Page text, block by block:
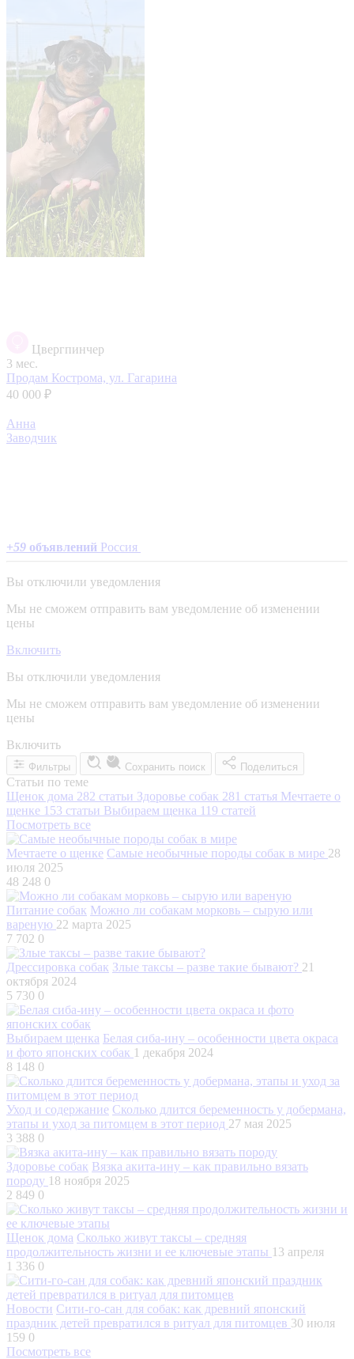
Цвергпинчер
3 мес.
Продам Кострома, ул. Гагарина
40 000 ₽
Анна
Заводчик
+59 объявлений Россия
Вы отключили уведомления
Мы не сможем отправить вам уведомление об изменении
цены
Включить
Вы отключили уведомления
Мы не сможем отправить вам уведомление об изменении
цены
Включить
Фильтры Сохранить поиск Поделиться
Статьи по теме
Щенок дома 282 статьи Здоровье собак 281 статья Мечтаете о
щенке 153 статьи Выбираем щенка 119 статей
Посмотреть все
Мечтаете о щенке Самые необычные породы собак в мире 28
июля 2025
48 248 0
Питание собак Можно ли собакам морковь – сырую или
вареную 22 марта 2025
7 702 0
Дрессировка собак Злые таксы – разве такие бывают? 21
октября 2024
5 730 0
Выбираем щенка Белая сиба-ину – особенности цвета окраса
и фото японских собак 1 декабря 2024
8 148 0
Уход и содержание Сколько длится беременность у добермана,
этапы и уход за питомцем в этот период 27 мая 2025
3 388 0
Здоровье собак Вязка акита-ину – как правильно вязать
породу 18 ноября 2025
2 849 0
Щенок дома Сколько живут таксы – средняя
продолжительность жизни и ее ключевые этапы 13 апреля
1 336 0
Новости Сити-го-сан для собак: как древний японский
праздник детей превратился в ритуал для питомцев 30 июля
159 0
Посмотреть все